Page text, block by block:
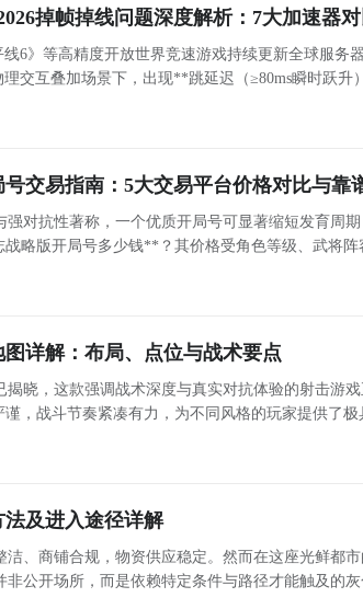
，调整柜子里的手办阵营，把克制属性的手
升之后，不仅手办的外观会变得更华丽，
的 “藏品” 一点点变强的满足感，和现实里收
是在打造属于自己的虚拟小天地。不用像
喜欢的角色，一点点把空柜子填满，这种治
陈列柜，看着整整齐齐的手办和自己搭出来
稳定路径。首先是盲盒抽取，游戏里的盲盒
度手办，日常做任务攒的金币就能抽，不用
戏内货币就能竞价，运气好能低价捡漏别人
元角色的细节，从发丝纹理到服饰褶皱都做
底座，UR 款甚至有动态特效，摆在展示柜
还是背面的服饰细节，都能看得清清楚楚，
配饰，还能触发羁绊加成，提升整个展示柜
陈列位置和主题背景，从简约的木质柜到
靠氪金堆出来的，只要摸清楚游戏里的获取
说，这款游戏最难得的是还原了收集手办
展开更多
程 二次元手办柜中少女手游安卓手机
想要顺利通过任务的话，那么根据系统的要
出了一篇二次元手办柜中少女手游装饰搭配
配饰已经够多了，但是在某些任务中还是
中的内容，你就能够找到答案。
它的详细属性分别是稀有度，所属阵营，基
根据系统当前所提出的战斗要求来选择出战
掉帧掉线问题深度解析：7大加速器
6》等高精度开放世界竞速游戏持续更新全球服务
交互叠加场景下，出现**跳延迟（≥80ms瞬时跃升
交易指南：5大交易平台价格对比与靠
强对抗性著称，一个优质开局号可显著缩短发育周
略版开局号多少钱**？其价格受角色等级、武将
图详解：布局、点位与战术要点
揭晓，这款强调战术深度与真实对抗体验的射击游
，战斗节奏紧凑有力，为不同风格的玩家提供了
及进入途径详解
洁、商铺合规，物资供应稳定。然而在这座光鲜都
公开场所，而是依赖特定条件与路径才能触及的